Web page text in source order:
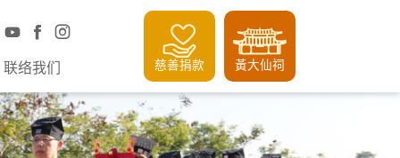
联络我们 慈善捐款 黃大仙祠